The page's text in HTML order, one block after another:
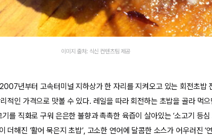
이미지 출처: 식신 컨텐츠팀 제공
2007년부터 고속터미널 지하상가 한 자리를 지켜오고 있는 회전초밥
적인 가격으로 맛볼 수 있다. 레일을 따라 회전하는 초밥을 골라 먹
를 직화로 구워 은은한 불향과 촉촉한 육즙이 살아있는 ‘소고기 등심
더해진 ‘활어 묵은지 초밥’, 고소한 연어에 달콤한 소스가 어우러진 ‘